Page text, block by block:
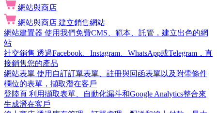
網站與商店
網站與商店 建立銷售網站
網站建置器 使用我們免費CMS、範本、託管，建立出色的網
站
社交銷售 透過Facebook、Instagram、WhatsApp或Telegram，直
接銷售您的產品
網站表單 使用自訂訂單表單、註冊與回函表單以及附帶條件
欄位的表單，擷取潛在客戶
登陸頁 利用擷取表單、自動化漏斗和Google Analytics整合來
生成潛在客戶